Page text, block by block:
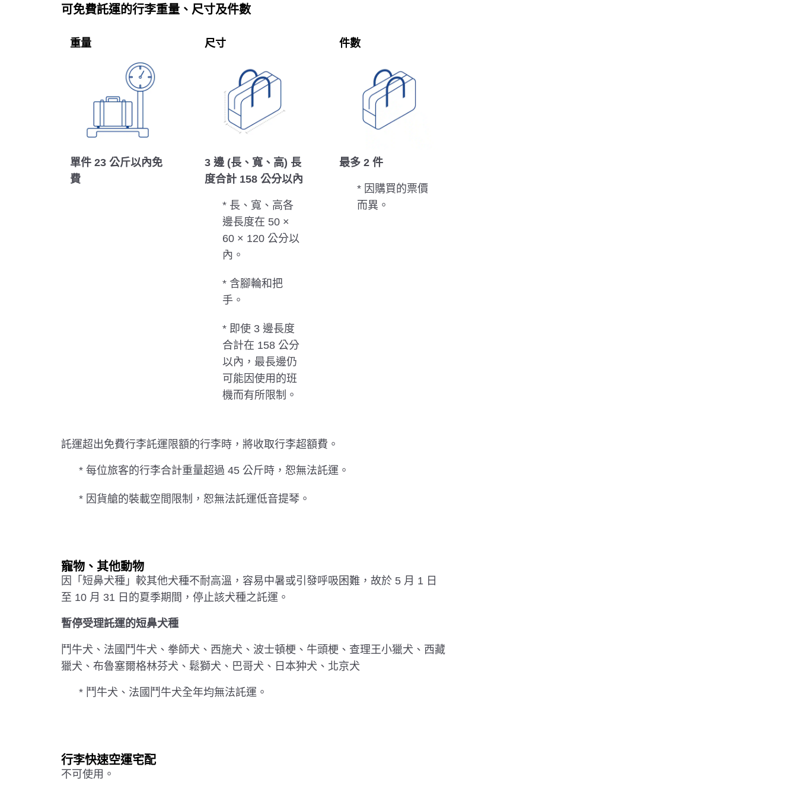
可免費託運的行李重量、尺寸及件數
重量
單件 23 公斤以內免
費
尺寸
3 邊 (長、寬、高) 長
度合計 158 公分以內
* 長、寬、高各
邊長度在 50 ×
60 × 120 公分以
內。
* 含腳輪和把
手。
* 即使 3 邊長度
合計在 158 公分
以內，最長邊仍
可能因使用的班
機而有所限制。
件數
最多 2 件
* 因購買的票價
而異。
託運超出免費行李託運限額的行李時，將收取行李超額費。
* 每位旅客的行李合計重量超過 45 公斤時，恕無法託運。
* 因貨艙的裝載空間限制，恕無法託運低音提琴。
寵物、其他動物
因「短鼻犬種」較其他犬種不耐高溫，容易中暑或引發呼吸困難，故於 5 月 1 日
至 10 月 31 日的夏季期間，停止該犬種之託運。
暫停受理託運的短鼻犬種
鬥牛犬、法國鬥牛犬、拳師犬、西施犬、波士頓梗、牛頭梗、查理王小獵犬、西藏
獵犬、布魯塞爾格林芬犬、鬆獅犬、巴哥犬、日本狆犬、北京犬
* 鬥牛犬、法國鬥牛犬全年均無法託運。
行李快速空運宅配
不可使用。